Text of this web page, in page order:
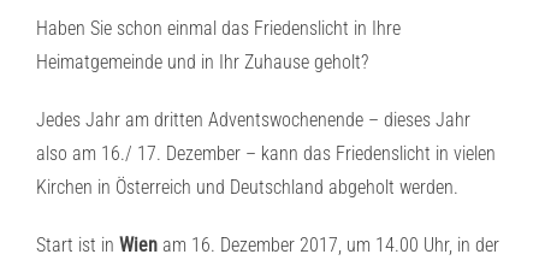
Haben Sie schon einmal das Friedenslicht in Ihre
Heimatgemeinde und in Ihr Zuhause geholt?
Jedes Jahr am dritten Adventswochenende – dieses Jahr
also am 16./ 17. Dezember – kann das Friedenslicht in vielen
Kirchen in Österreich und Deutschland abgeholt werden.
Start ist in Wien am 16. Dezember 2017, um 14.00 Uhr, in der